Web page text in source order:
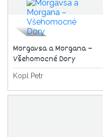
Morgavsa a Morgana –
Všehomocné Dory
Kopl Petr